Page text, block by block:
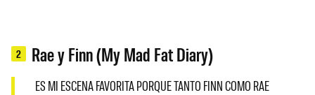
2 Rae y Finn (My Mad Fat Diary)
ES MI ESCENA FAVORITA PORQUE TANTO FINN COMO RAE